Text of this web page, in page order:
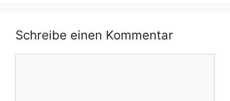
Schreibe einen Kommentar